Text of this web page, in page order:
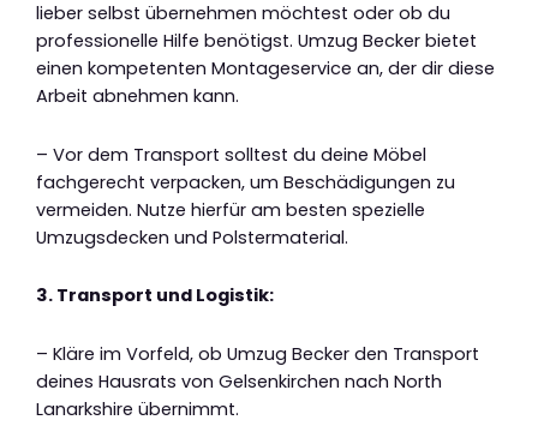
lieber selbst übernehmen möchtest oder ob du
professionelle Hilfe benötigst. Umzug Becker bietet
einen kompetenten Montageservice an, der dir diese
Arbeit abnehmen kann.
– Vor dem Transport solltest du deine Möbel
fachgerecht verpacken, um Beschädigungen zu
vermeiden. Nutze hierfür am besten spezielle
Umzugsdecken und Polstermaterial.
3. Transport und Logistik:
– Kläre im Vorfeld, ob Umzug Becker den Transport
deines Hausrats von Gelsenkirchen nach North
Lanarkshire übernimmt.